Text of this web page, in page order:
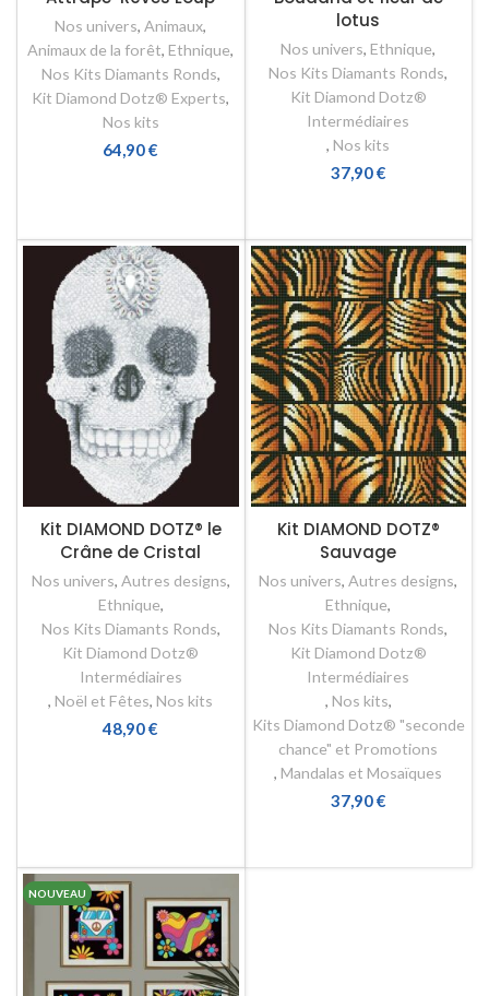
Nos univers,Animaux,
Animaux de la forêt, Ethnique,
Nos Kits Diamants Ronds,
Kit Diamond Dotz® Experts,
Nos kits
64,90€
lotus
Nos univers, Ethnique,
Nos Kits Diamants Ronds,
Kit Diamond Dotz®
Intermédiaires
, Nos kits
37,90€
Kit DIAMOND DOTZ® le
Crâne de Cristal
Nos univers, Autres designs,
Ethnique,
Nos Kits Diamants Ronds,
Kit Diamond Dotz®
Intermédiaires
, Noël et Fêtes, Nos kits
48,90€
Kit DIAMOND DOTZ®
Sauvage
Nos univers,Autres designs,
Ethnique,
Nos Kits Diamants Ronds,
Kit Diamond Dotz®
Intermédiaires
, Nos kits,
Kits Diamond Dotz® "seconde
chance" et Promotions
, Mandalas et Mosaïques
37,90€
NOUVEAU